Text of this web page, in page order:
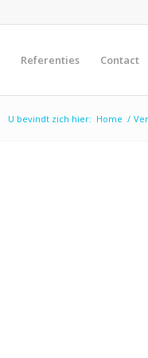
Referenties Contact
U bevindt zich hier: Home /